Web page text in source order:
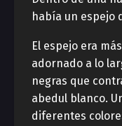
había un espejo
El espejo era
adornado a lo
negras que
abedul blanco.
diferentes